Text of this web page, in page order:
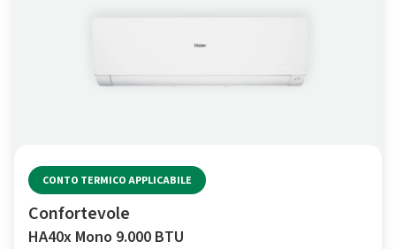
CONTO TERMICO APPLICABILE
Confortevole
HA40x Mono 9.000 BTU